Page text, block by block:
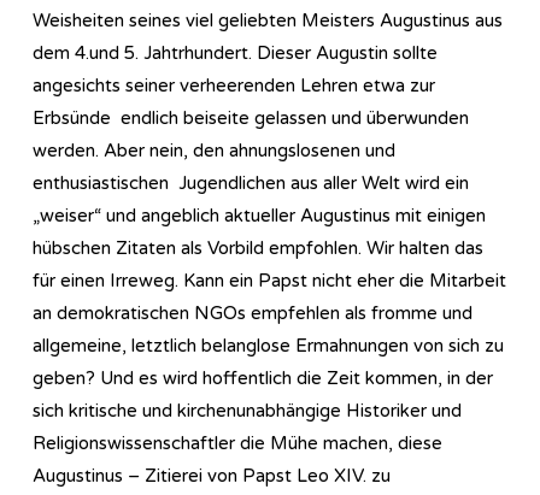
Weisheiten seines viel geliebten Meisters Augustinus aus
dem 4.und 5. Jahtrhundert. Dieser Augustin sollte
angesichts seiner verheerenden Lehren etwa zur
Erbsünde endlich beiseite gelassen und überwunden
werden. Aber nein, den ahnungslosenen und
enthusiastischen Jugendlichen aus aller Welt wird ein
„weiser“ und angeblich aktueller Augustinus mit einigen
hübschen Zitaten als Vorbild empfohlen. Wir halten das
für einen Irreweg. Kann ein Papst nicht eher die Mitarbeit
an demokratischen NGOs empfehlen als fromme und
allgemeine, letztlich belanglose Ermahnungen von sich zu
geben? Und es wird hoffentlich die Zeit kommen, in der
sich kritische und kirchenunabhängige Historiker und
Religionswissenschaftler die Mühe machen, diese
Augustinus – Zitierei von Papst Leo XIV. zu